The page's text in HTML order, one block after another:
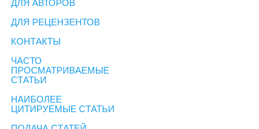
ДЛЯ АВТОРОВ
ДЛЯ РЕЦЕНЗЕНТОВ
КОНТАКТЫ
ЧАСТО
ПРОСМАТРИВАЕМЫЕ
СТАТЬИ
НАИБОЛЕЕ
ЦИТИРУЕМЫЕ СТАТЬИ